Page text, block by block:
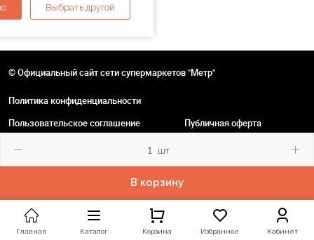
шт
В корзину
Выбрать другой
© Официальный сайт сети супермаркетов "Метр"
Политика конфиденциальности
Пользовательское соглашение
Публичная оферта
Главная Каталог Корзина Избранное Кабинет